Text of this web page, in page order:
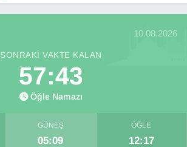
10.08.2026
SONRAKI VAKTE KALAN
57:42
Öğle Namazı
GÜNEŞ
05:09
ÖĞLE
12:17